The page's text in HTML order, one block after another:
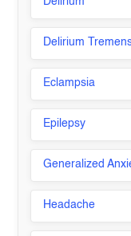
Delirium
Eclampsia
Epilepsy
Generalized
Headache